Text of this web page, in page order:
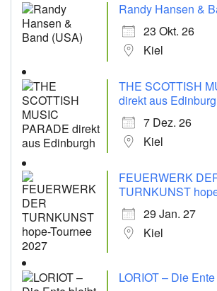
Randy Hansen &
23 Okt. 26
Kiel
THE SCOTTISH
direkt aus
7 Dez. 26
Kiel
FEUERWERK
TURNKUNST
29 Jan. 27
Kiel
LORIOT – Die